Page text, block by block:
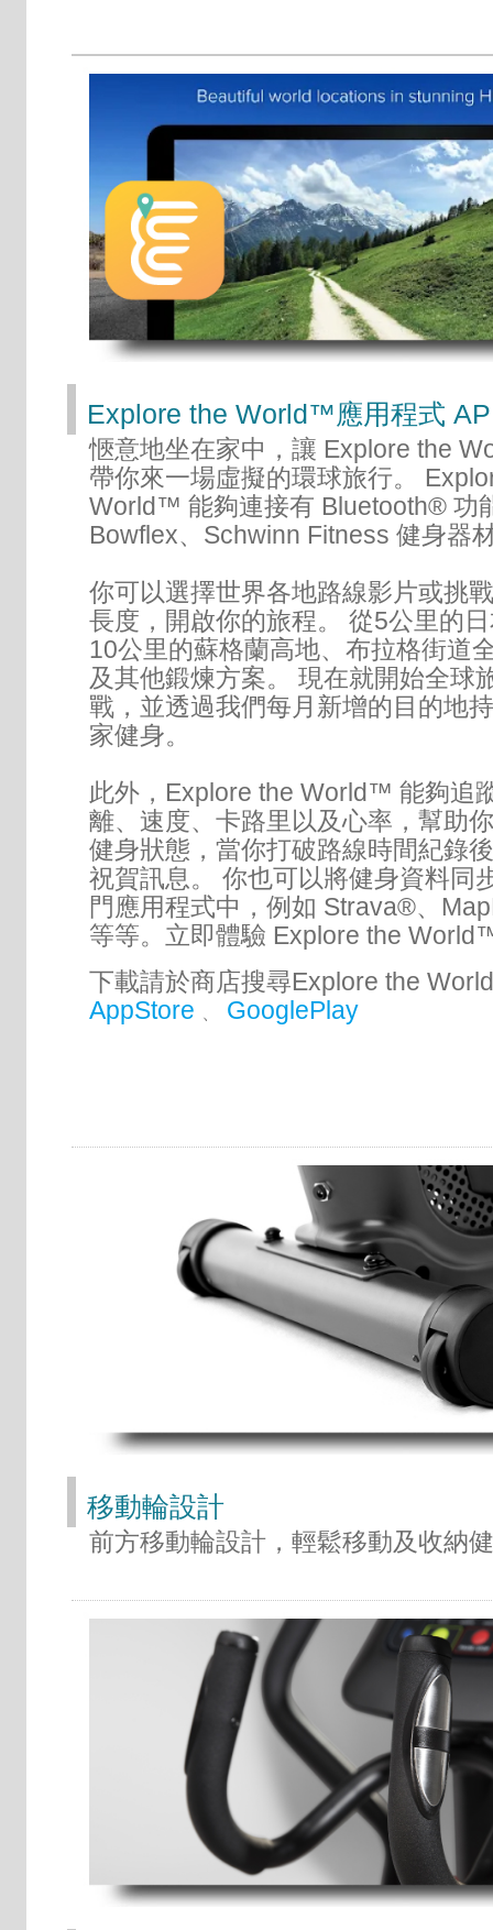
Explore the World™應用程式
愜意地坐在家中，讓 Explore the
帶你來一場虛擬的環球旅行。
World™ 能夠連接有 Bluetooth® 功
Bowflex、Schwinn Fitness 健身器
你可以選擇世界各地路線影片或挑
長度，開啟你的旅程。 從5公里的
10公里的蘇格蘭高地、布拉格街道
及其他鍛煉方案。 現在就開始全球
戰，並透過我們每月新增的目的地
家健身。
此外，Explore the World™ 能夠追
離、速度、卡路里以及心率，幫助
健身狀態，當你打破路線時間紀錄
祝賀訊息。 你也可以將健身資料同
門應用程式中，例如 Strava®、
等等。立即體驗 Explore the
下載請於商店搜尋Explore the
AppStore 、 GooglePlay
移動輪設計
前方移動輪設計，輕鬆移動及收納